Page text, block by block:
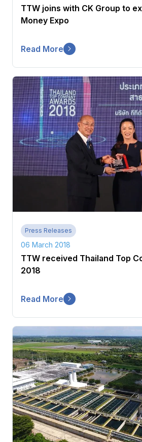
TTW joins with CK Group to
Money Expo
Read More
Press Releases
06 March 2018
TTW received Thailand Top
2018
Read More